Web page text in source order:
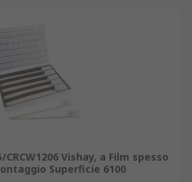
Vishay, a Film spesso
Superficie 6100